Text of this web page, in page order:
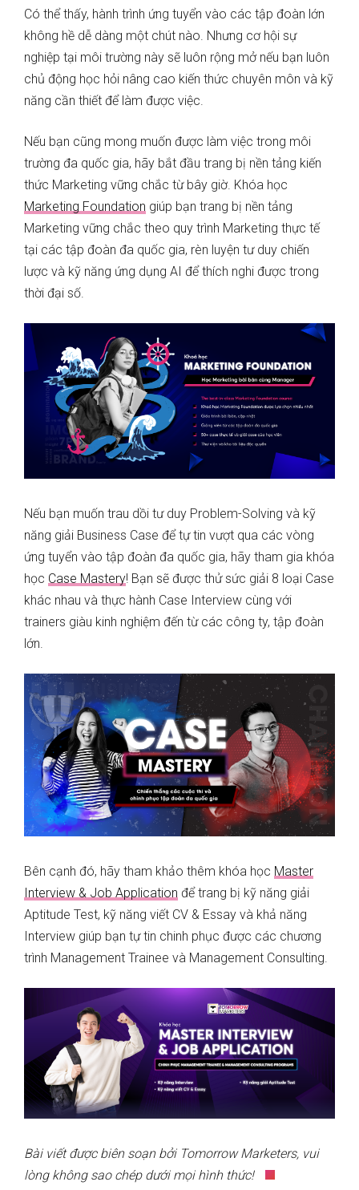
Có thể thấy, hành trình ứng tuyển vào các tập đoàn lớn
không hề dễ dàng một chút nào. Nhưng cơ hội sự
nghiệp tại môi trường này sẽ luôn rộng mở nếu bạn luôn
chủ động học hỏi nâng cao kiến thức chuyên môn và kỹ
năng cần thiết để làm được việc.
Nếu bạn cũng mong muốn được làm việc trong môi
trường đa quốc gia, hãy bắt đầu trang bị nền tảng kiến
thức Marketing vững chắc từ bây giờ. Khóa học
Marketing Foundation giúp bạn trang bị nền tảng
Marketing vững chắc theo quy trình Marketing thực tế
tại các tập đoàn đa quốc gia, rèn luyện tư duy chiến
lược và kỹ năng ứng dụng AI để thích nghi được trong
thời đại số.
Nếu bạn muốn trau dồi tư duy Problem-Solving và kỹ
năng giải Business Case để tự tin vượt qua các vòng
ứng tuyển vào tập đoàn đa quốc gia, hãy tham gia khóa
học Case Mastery! Bạn sẽ được thử sức giải 8 loại Case
khác nhau và thực hành Case Interview cùng với
trainers giàu kinh nghiệm đến từ các công ty, tập đoàn
lớn.
Bên cạnh đó, hãy tham khảo thêm khóa học Master
Interview & Job Application để trang bị kỹ năng giải
Aptitude Test, kỹ năng viết CV & Essay và khả năng
Interview giúp bạn tự tin chinh phục được các chương
trình Management Trainee và Management Consulting.
Bài viết được biên soạn bởi Tomorrow Marketers, vui
lòng không sao chép dưới mọi hình thức!